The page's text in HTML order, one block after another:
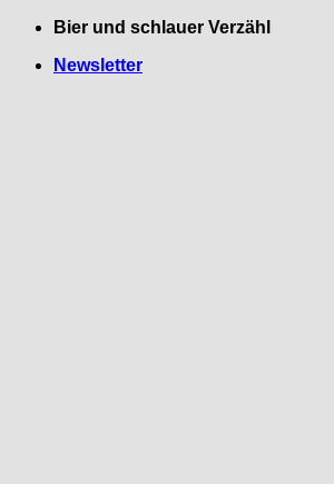
Zum
springen
Bier und schlauer Verzähl
Newsletter